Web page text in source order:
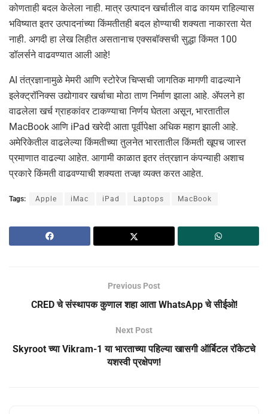
कोणताही बदल केलेला नाही. मात्र उत्पादन खर्चातील वाढ कायम राहिल्यास
भविष्यात इतर उत्पादनांच्या किंमतीतही बदल होण्याची शक्यता नाकारता येत
नाही. अगदी हा लेख लिहीत असतानाच एक्सबॉक्सची सुद्धा किंमत 100
डॉलर्सने वाढवण्यात आली आहे!
AI तंत्रज्ञानामुळे मेमरी आणि स्टोरेज चिप्सची जागतिक मागणी वाढल्याने
इलेक्ट्रॉनिक्स उद्योगावर खर्चाचा मोठा ताण निर्माण झाला आहे. ॲपलने हा
वाढलेला खर्च ग्राहकांवर टाकण्याचा निर्णय घेतला असून, भारतातील
MacBook आणि iPad खरेदी आता पूर्वीपेक्षा अधिक महाग झाली आहे.
अमेरिकेतील वाढलेल्या किंमतीच्या तुलनेत भारतातील किंमती खूपच जास्त
प्रमाणात वाढल्या आहेत. आगामी काळात इतर तंत्रज्ञान कंपन्याही अशाच
प्रकारे किंमती वाढवण्याची शक्यता तज्ज्ञ व्यक्त करत आहेत.
Tags: Apple iMac iPad Laptops MacBook
Previous Post
CRED चे संस्थापक कुणाल शहा आता WhatsApp चे सीईओ!
Next Post
Skyroot च्या Vikram-1 या भारताच्या पहिल्या खासगी ऑर्बिटल रॉकेटचे
यशस्वी प्रक्षेपण!